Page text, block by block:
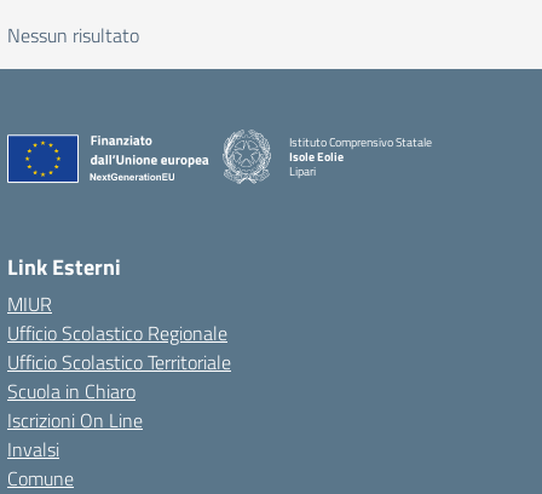
Nessun risultato
Istituto Comprensivo Statale
Isole Eolie
Lipari
Link Esterni
MIUR
Ufficio Scolastico Regionale
Ufficio Scolastico Territoriale
Scuola in Chiaro
Iscrizioni On Line
Invalsi
Comune